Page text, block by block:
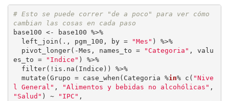
# Esto se puede correr "de a poco" para ver cómo
cambian las cosas en cada paso
base100 <- base100 %>%
  left_join(., pgm_100, by =
"Mes" ) %>%
  pivot_longer(-Mes, names_to =
"Categoria" , valu
es_to =
"Indice" ) %>%
  mutate(Grupo = case_when(Categoria %
in% c( "Nive
l General" , "Alimentos y bebidas no alcohólicas"
"Salud" ) ~ "IPC" ,